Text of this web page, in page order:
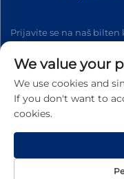
Prijavite se na naš
Autorska prava © 2025
We value your
We use cookies and
If you don't want to
cookies.